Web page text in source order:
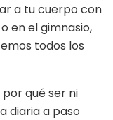
a tu cuerpo con
en el gimnasio,
todos los
qué ser ni
diaria a paso